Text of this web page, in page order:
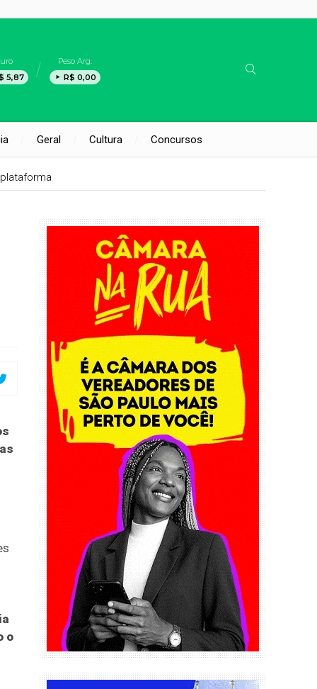
5,87
Peso Arg.
R$ 0,00
Geral Cultura Concursos
o